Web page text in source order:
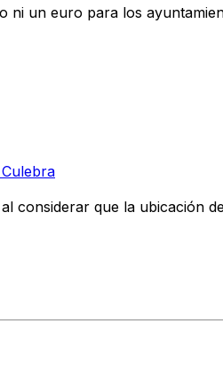
ni un euro para los
considerar que la ubicación